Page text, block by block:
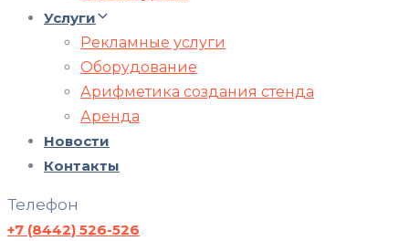
Услуги
Рекламные услуги
Оборудование
Арифметика создания стенда
Аренда
Новости
Контакты
Телефон
+7 (8442) 526-526